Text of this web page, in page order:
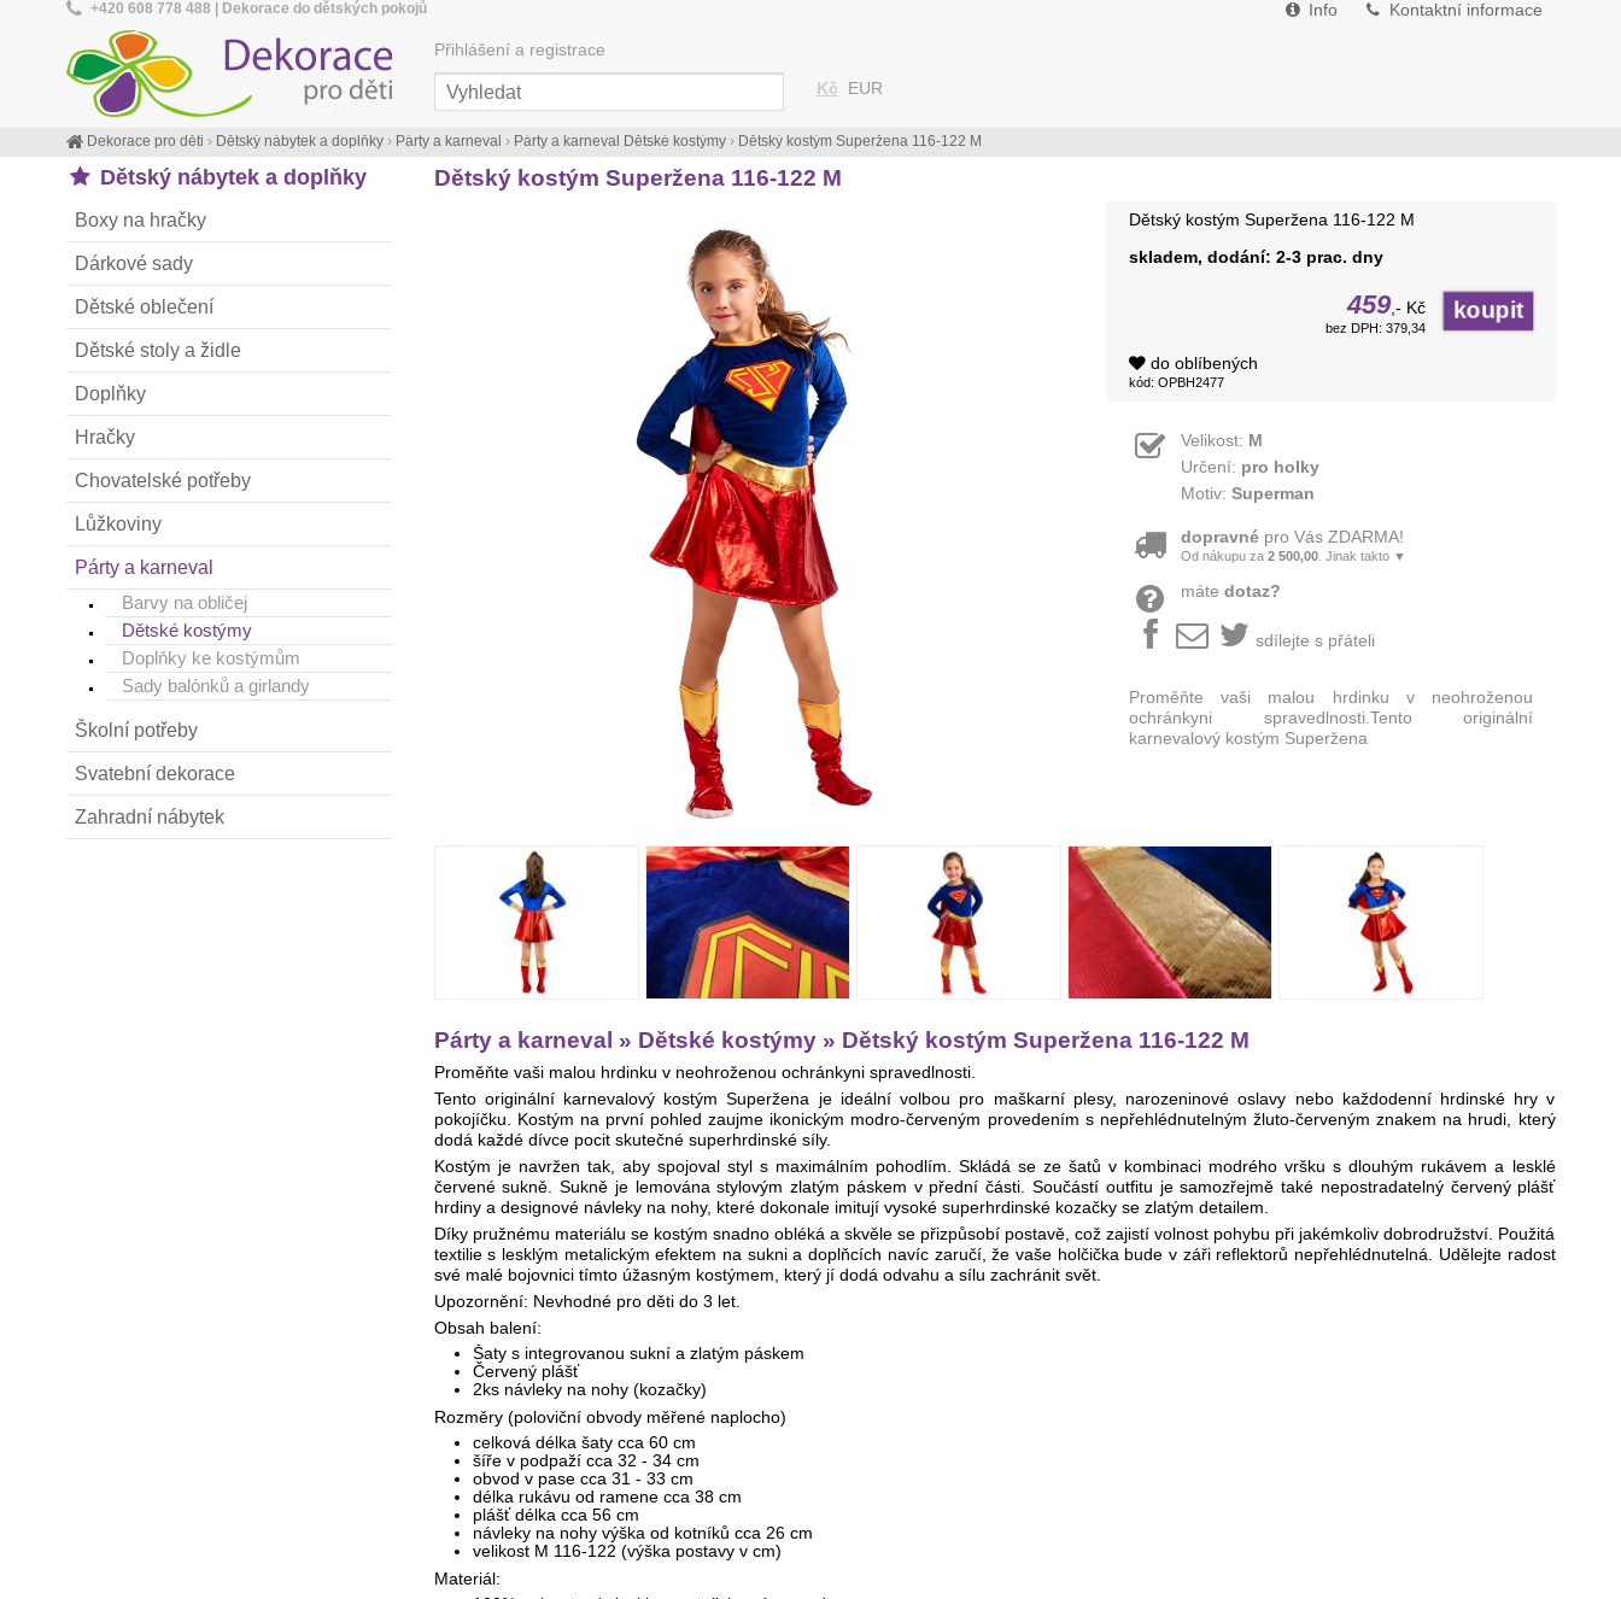
Dětský kostým Superžena 116-122 M
Dětský kostým Superžena 116-122 M
skladem, dodání: 2-3 prac. dny
459,- Kč
bez DPH: 379,34
do oblíbených
kód: OPBH2477
Velikost: M
Určení: pro holky
Motiv:Superman
dopravné pro Vás ZDARMA!
Od nákupu za2 500,00 . Jinak takto ▼
mátedotaz?
sdílejte s přáteli
Proměňte vaši malou hrdinku v neohroženou
ochránkyni spravedlnosti.Tento originální
karnevalový kostým Superžena
Párty a karneval » Dětské kostýmy » Dětský kostým Superžena 116-122 M
Proměňte vaši malou hrdinku v neohroženou ochránkyni spravedlnosti.
Tento originální karnevalový kostým Superžena je ideální volbou pro maškarní plesy, narozeninové oslavy nebo každodenní hrdinské hry v
pokojíčku. Kostým na první pohled zaujme ikonickým modro-červeným provedením s nepřehlédnutelným žluto-červeným znakem na hrudi, který
dodá každé dívce pocit skutečné superhrdinské síly.
Kostým je navržen tak, aby spojoval styl s maximálním pohodlím. Skládá se ze šatů v kombinaci modrého vršku s dlouhým rukávem a lesklé
červené sukně. Sukně je lemována stylovým zlatým páskem v přední části. Součástí outfitu je samozřejmě také nepostradatelný červený plášť
hrdiny a designové návleky na nohy, které dokonale imitují vysoké superhrdinské kozačky se zlatým detailem.
Díky pružnému materiálu se kostým snadno obléká a skvěle se přizpůsobí postavě, což zajistí volnost pohybu při jakémkoliv dobrodružství. Použitá
textilie s lesklým metalickým efektem na sukni a doplňcích navíc zaručí, že vaše holčička bude v záři reflektorů nepřehlédnutelná. Udělejte radost
své malé bojovnici tímto úžasným kostýmem, který jí dodá odvahu a sílu zachránit svět.
Upozornění: Nevhodné pro děti do 3 let.
Obsah balení:
Šaty s integrovanou sukní a zlatým páskem
Červený plášť
2ks návleky na nohy (kozačky)
Rozměry (poloviční obvody měřené naplocho)
celková délka šaty cca 60 cm
šíře v podpaží cca 32 - 34 cm
obvod v pase cca 31 - 33 cm
délka rukávu od ramene cca 38 cm
plášť délka cca 56 cm
návleky na nohy výška od kotníků cca 26 cm
velikost M 116-122 (výška postavy v cm)
Materiál:
Dětský nábytek a doplňky
Boxy na hračky
Dárkové sady
Dětské oblečení
Dětské stoly a židle
Doplňky
Hračky
Chovatelské potřeby
Lůžkoviny
Párty a karneval
Barvy na obličej
Dětské kostýmy
Doplňky ke kostýmům
Sady balónků a girlandy
Školní potřeby
Svatební dekorace
Zahradní nábytek
Info Kontaktní informace
Dekorace pro děti › Dětský nábytek a doplňky› Párty a karneval › Párty a karneval Dětské kostýmy› Dětský kostým Superžena 116-122 M
+420 608 778 488 | Dekorace do dětských pokojů
Kč EUR
Přihlášení a registrace